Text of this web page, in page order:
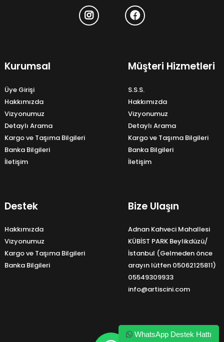
WhatsApp Destek Hattı
Kurumsal
Üye Girişi
Hakkımızda
Vizyonumuz
Detaylı Arama
Kargo ve Taşıma Bilgileri
Banka Bilgileri
İletişim
Müşteri Hizmetleri
S.S.S.
Hakkımızda
Vizyonumuz
Detaylı Arama
Kargo ve Taşıma Bilgileri
Banka Bilgileri
İletişim
Destek
Hakkımızda
Vizyonumuz
Kargo ve Taşıma Bilgileri
Banka Bilgileri
Bize Ulaşın
Adnan Kahveci Mahallesi
KÜBİST PARK Beylikdüzü/
İstanbul (Gelmeden önce
arayın lütfen 05062125811)
05549309933
info@artiscini.com